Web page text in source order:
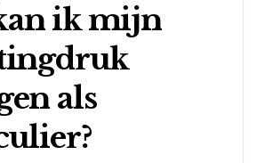
ik mijn
als